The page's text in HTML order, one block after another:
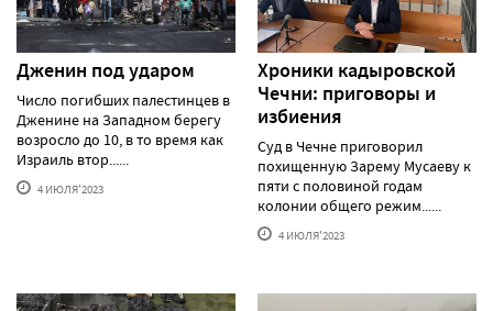
Дженин под ударом
Число погибших палестинцев в
Дженине на Западном берегу
возросло до 10, в то время как
Израиль втор......
4 ИЮЛЯ'2023
Хроники кадыровской
Чечни: приговоры и
избиения
Суд в Чечне приговорил
похищенную Зарему Мусаеву к
пяти с половиной годам
колонии общего режим......
4 ИЮЛЯ'2023